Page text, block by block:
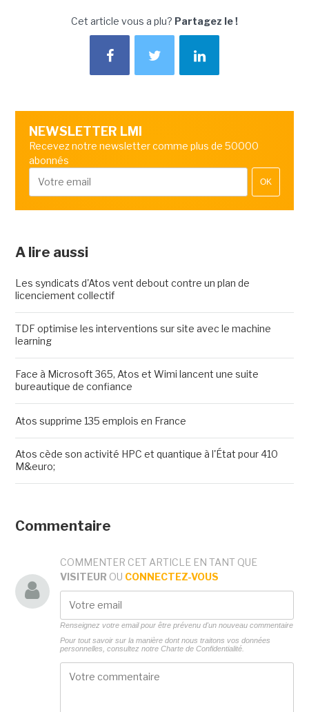
Cet article vous a plu? Partagez le !
NEWSLETTER LMI
Recevez notre newsletter comme plus de 50000
abonnés
OK
A lire aussi
Les syndicats d'Atos vent debout contre un plan de
licenciement collectif
TDF optimise les interventions sur site avec le machine
learning
Face à Microsoft 365, Atos et Wimi lancent une suite
bureautique de confiance
Atos supprime 135 emplois en France
Atos cède son activité HPC et quantique à l'État pour 410
M&euro;
Commentaire
COMMENTER CET ARTICLE EN TANT QUE
VISITEUR OU CONNECTEZ-VOUS
Renseignez votre email pour être prévenu d'un nouveau commentaire
Pour tout savoir sur la manière dont nous traitons vos données
personnelles, consultez notre Charte de Confidentialité.